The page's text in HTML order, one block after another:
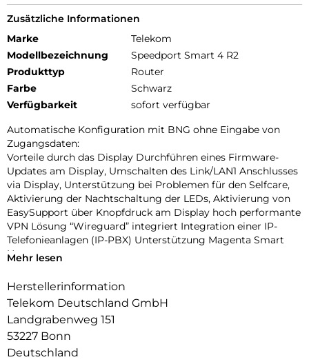
Zusätzliche Informationen
Marke
Telekom
Modellbezeichnung
Speedport Smart 4 R2
Produkttyp
Router
Farbe
Schwarz
Verfügbarkeit
sofort verfügbar
Automatische Konfiguration mit BNG ohne Eingabe von
Zugangsdaten:
Vorteile durch das Display Durchführen eines Firmware-
Updates am Display, Umschalten des Link/LAN1 Anschlusses
via Display, Unterstützung bei Problemen für den Selfcare,
Aktivierung der Nachtschaltung der LEDs, Aktivierung von
EasySupport über Knopfdruck am Display hoch performante
VPN Lösung “Wireguard” integriert Integration einer IP-
Telefonieanlagen (IP-PBX) Unterstützung Magenta Smart
Home.
Hohe Sicherheit mit bereits ab Werk voreingestellter WLAN-
und DECT-Verschlüsselung mehr Komfort und Sicherheit
durch individuelle Einstellungsmöglichkeiten, wie z. B.
Kindersicherung, Filter und Zeitschaltregeln, Konfiguration
der IP-Adresse der LAN-Schnittstellen sowie zusätzliche und
freie Konfiguration der dynamischen DNS-Anbieter
Mehr lesen
Herstellerinformation
Telekom Deutschland GmbH
Landgrabenweg 151
53227 Bonn
Deutschland